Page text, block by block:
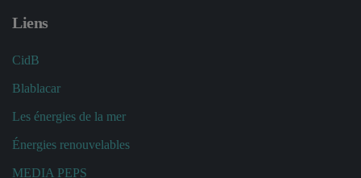
Liens
CidB
Blablacar
Les énergies de la mer
Énergies renouvelables
MEDIA PEPS